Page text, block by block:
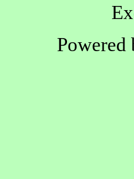
Powered